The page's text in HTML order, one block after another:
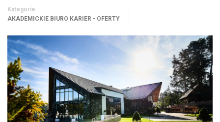
Kategorie
AKADEMICKIE BIURO KARIER - OFERTY